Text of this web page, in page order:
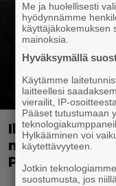
Illalla tv:ssä:
missasi
Paxton valitsi
Me ja huolellisesti
hyödynnämme
käyttäjäkokemuksen
mainoksia.
Hyväksymällä
Käytämme
laitteellesi
vierailit, IP-
Pääset tutustumaan
Hylkääminen voi
käytettävyyteen.
Jotkin
suostumusta, jos